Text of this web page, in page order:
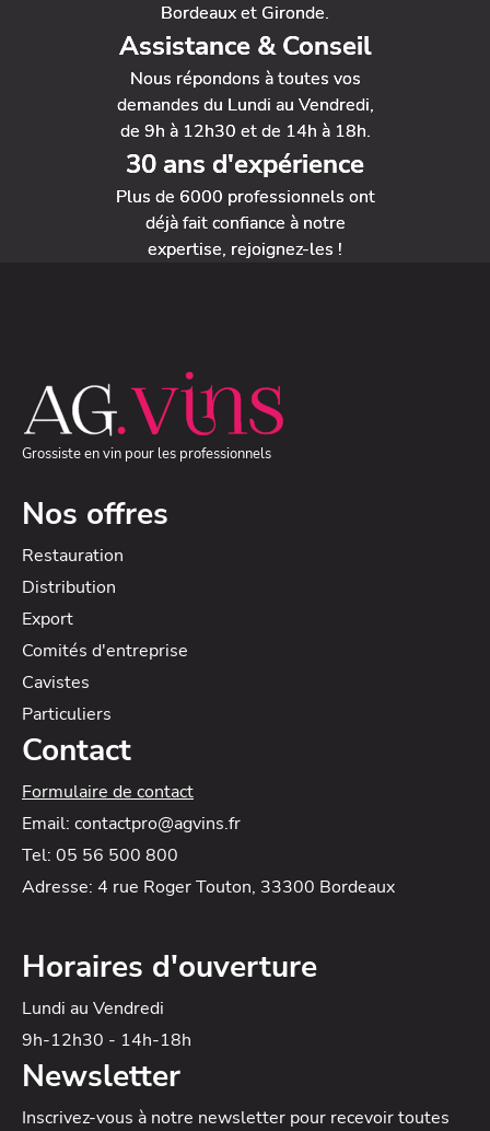
Bordeaux et Gironde.
Assistance & Conseil
Nous répondons à toutes vos
demandes du Lundi au Vendredi,
de 9h à 12h30 et de 14h à 18h.
30 ans d'expérience
Plus de 6000 professionnels ont
déjà fait confiance à notre
expertise, rejoignez-les !
Grossiste en vin pour les professionnels
Nos offres
Restauration
Distribution
Export
Comités d'entreprise
Cavistes
Particuliers
Contact
Formulaire de contact
Email: contactpro@agvins.fr
Tel: 05 56 500 800
Adresse: 4 rue Roger Touton, 33300 Bordeaux
Horaires d'ouverture
Lundi au Vendredi
9h-12h30 - 14h-18h
Newsletter
Inscrivez-vous à notre newsletter pour recevoir toutes